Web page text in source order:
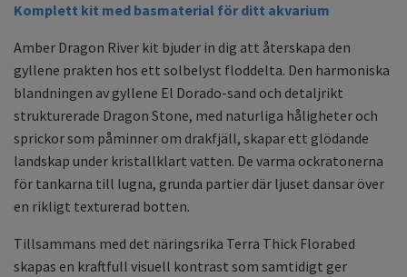
Komplett kit med basmaterial för ditt akvarium
Amber Dragon River kit bjuder in dig att återskapa den
gyllene prakten hos ett solbelyst floddelta. Den harmoniska
blandningen av gyllene El Dorado-sand och detaljrikt
strukturerade Dragon Stone, med naturliga håligheter och
sprickor som påminner om drakfjäll, skapar ett glödande
landskap under kristallklart vatten. De varma ockratonerna
för tankarna till lugna, grunda partier där ljuset dansar över
en rikligt texturerad botten.
Tillsammans med det näringsrika Terra Thick Florabed
skapas en kraftfull visuell kontrast som samtidigt ger